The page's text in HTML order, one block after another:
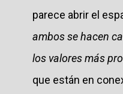
parece abrir el
ambos se hacen
los valores más
que están en